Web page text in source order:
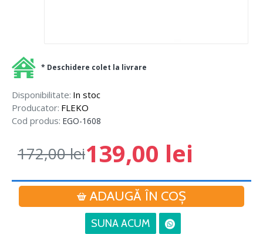
Disponibilitate: In stoc
Producator: FLEKO
Cod produs: EGO-1608
139,00 lei
172,00 lei
ADAUGĂ ÎN COŞ
SUNA ACUM
* Deschidere colet la livrare